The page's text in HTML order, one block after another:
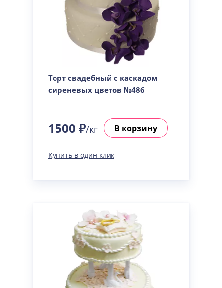
Торт свадебный с каскадом
сиреневых цветов №486
1500 ₽/кг В корзину
Купить в один клик